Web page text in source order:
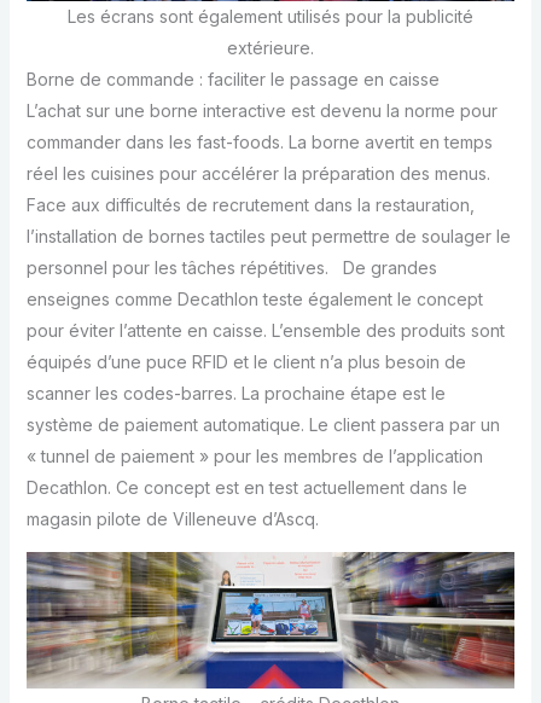
Les écrans sont également utilisés pour la publicité
extérieure.
Borne de commande : faciliter le passage en caisse
L’achat sur une borne interactive est devenu la norme pour
commander dans les fast-foods. La borne avertit en temps
réel les cuisines pour accélérer la préparation des menus.
Face aux difficultés de recrutement dans la restauration,
l’installation de bornes tactiles peut permettre de soulager le
personnel pour les tâches répétitives. De grandes
enseignes comme Decathlon teste également le concept
pour éviter l’attente en caisse. L’ensemble des produits sont
équipés d’une puce RFID et le client n’a plus besoin de
scanner les codes-barres. La prochaine étape est le
système de paiement automatique. Le client passera par un
« tunnel de paiement » pour les membres de l’application
Decathlon. Ce concept est en test actuellement dans le
magasin pilote de Villeneuve d’Ascq.